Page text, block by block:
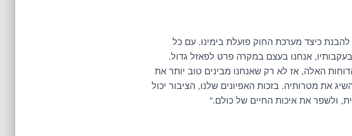
כיצד מערכת החוק פועלת בימינו. עם כל
אנחנו בעצם במקרה פרט לפאזל גדול.
האלה, אז לא רק שאנחנו מבינים טוב יותר את
את מטרותיה. בזכות האפיונים שלנו, הציבור יכול
ולשפר את איכות החיים של כולם."